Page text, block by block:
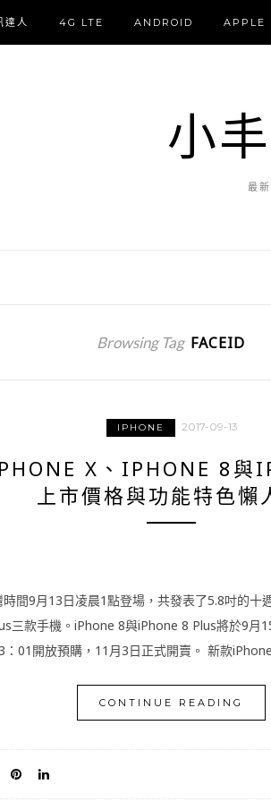
達人 4G LTE ANDROID APPLE
小
最
Browsing Tag FACEID
IPHONE 2017-09-13
X、IPHONE 8與
上市價格與功能特色懶
間9月13日凌晨1點登場，共發表了5.8吋的十
三款手機。iPhone 8與iPhone 8 Plus將於9月
：01開放預購，11月3日正式開賣。 新款
CONTINUE READING